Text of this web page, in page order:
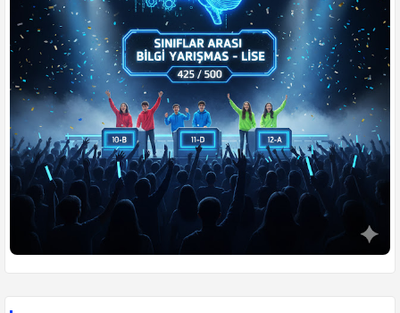
👥 Öğrenciler Yarışıyor
⚔️ Din Kültürü Düelloları
🎮 Ders Arası Oyunlar